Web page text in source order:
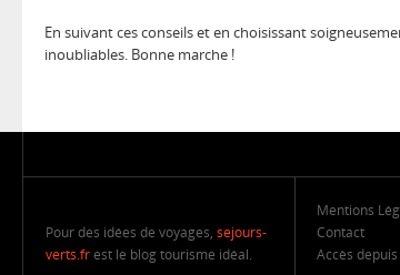
En suivant ces conseils et en choisissant
inoubliables. Bonne marche !
Pour des idées de voyages, sejours-
verts.frest le blog tourisme idéal.
Mentions
Contact
Accès